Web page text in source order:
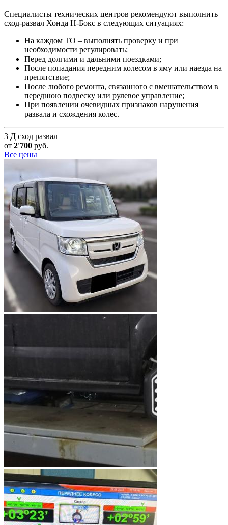
Специалисты технических центров рекомендуют выполнить
сход-развал Хонда Н-Бокс в следующих ситуациях:
На каждом ТО – выполнять проверку и при
необходимости регулировать;
Перед долгими и дальними поездками;
После попадания передним колесом в яму или наезда на
препятствие;
После любого ремонта, связанного с вмешательством в
переднюю подвеску или рулевое управление;
При появлении очевидных признаков нарушения
развала и схождения колес.
3 Д сход развал
от 2'700 руб.
Все цены